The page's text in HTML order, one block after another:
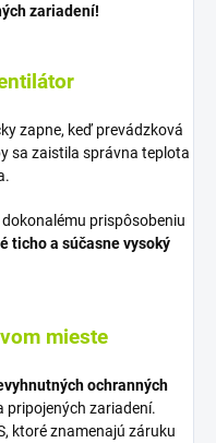
zariadení!
zapne, keď prevádzková
sa zaistila správna teplota
prispôsobeniu
ticho a súčasne vysoký
mieste
ochranných
zariadení.
ktoré znamenajú záruku